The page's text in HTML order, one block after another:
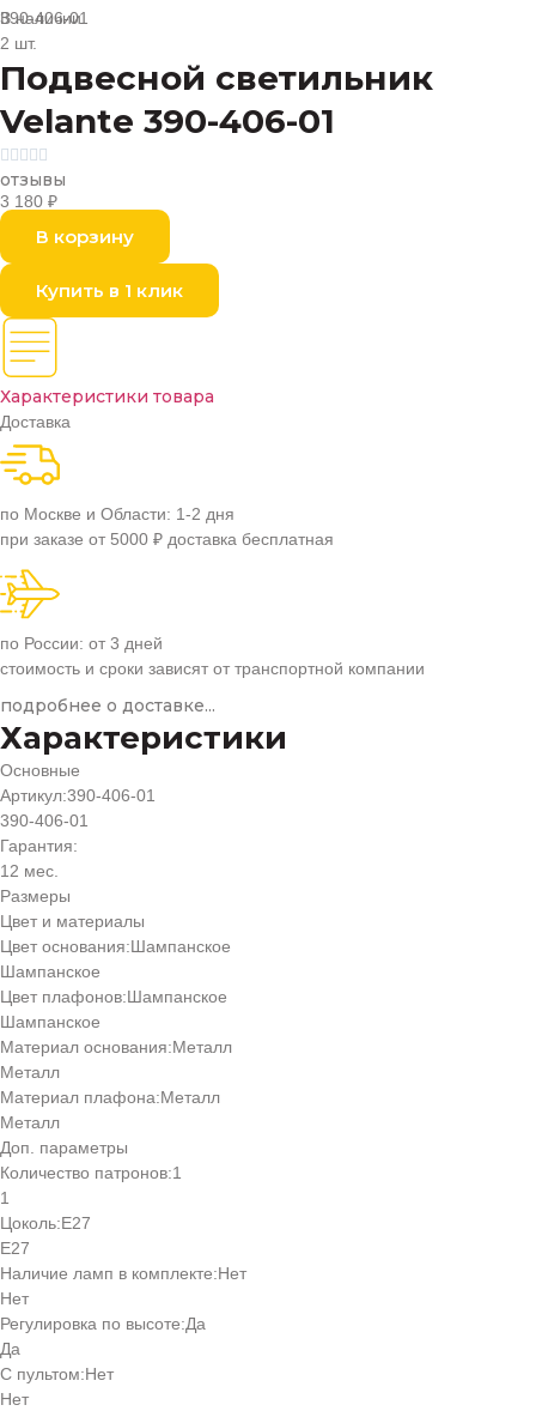
В наличии
2 шт.
Подвесной светильник
Velante 390-406-01
390-406-01
    
отзывы
3 180 ₽
В корзину
Купить в 1 клик
Характеристики товара
Доставка
по Москве и Области: 1-2 дня
при заказе от 5000 ₽ доставка бесплатная
по России: от 3 дней
стоимость и сроки зависят от транспортной компании
подробнее о доставке...
Характеристики
Основные
Артикул:390-406-01
390-406-01
Гарантия:
12 мес.
Размеры
Цвет и материалы
Цвет основания:Шампанское
Шампанское
Цвет плафонов:Шампанское
Шампанское
Материал основания:Металл
Металл
Материал плафона:Металл
Металл
Доп. параметры
Количество патронов:1
1
Цоколь:Е27
Е27
Наличие ламп в комплекте:Нет
Нет
Регулировка по высоте:Да
Да
С пультом:Нет
Нет